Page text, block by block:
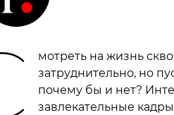
мотреть на жизнь
затруднительно, но
почему бы и нет?
завлекательные